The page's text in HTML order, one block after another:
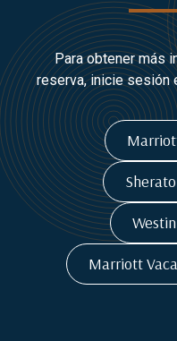
Para obtener más
reserva, inicie sesión
Marriott